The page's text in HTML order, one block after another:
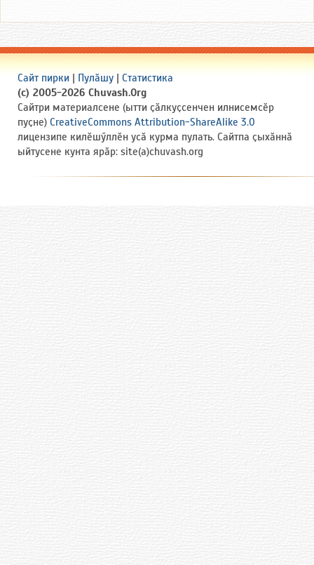
Сайт пирки | Пулӑшу | Статистика
(c) 2005-2026 Chuvash.Org
Сайтри материалсене (ытти ҫӑлкуҫсенчен илнисемсӗр
пуҫне) CreativeCommons Attribution-ShareAlike 3.0
лицензипе килӗшӳллӗн усӑ курма пулать. Сайтпа ҫыхӑннӑ
ыйтусене кунта ярӑр: site(a)chuvash.org